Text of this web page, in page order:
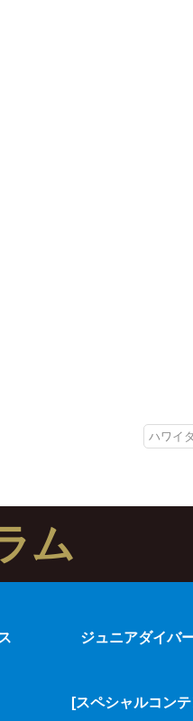
ハワイ
ム
ジュニアダイバ
[スペシャルコン